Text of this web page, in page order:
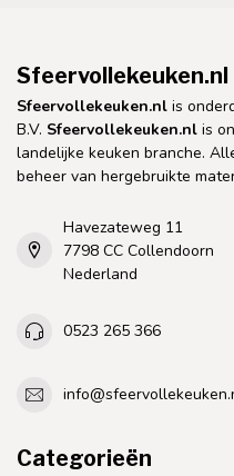
Sfeervollekeuken.nl
Sfeervollekeuken.nl is
B.V. Sfeervollekeuken.nl is
landelijke keuken branche.
beheer van hergebruikte
Havezateweg 11
7798 CC Collendoorn
Nederland
0523 265 366
Categorieën